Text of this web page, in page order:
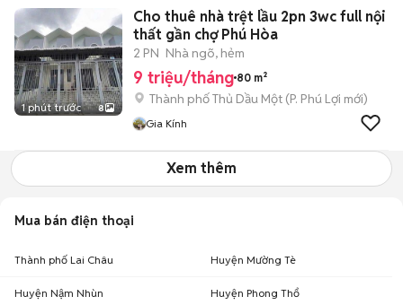
1 phút trước 8
Cho thuê nhà trệt lầu 2pn 3wc full nội
thất gần chợ Phú Hòa
2 PN Nhà ngõ, hẻm
9 triệu/tháng 80 m²
Thành phố Thủ Dầu Một (P. Phú Lợi mới)
Gia Kính
Xem thêm
Mua bán điện thoại
Thành phố Lai Châu Huyện Mường Tè
Huyện Nậm Nhùn Huyện Phong Thổ